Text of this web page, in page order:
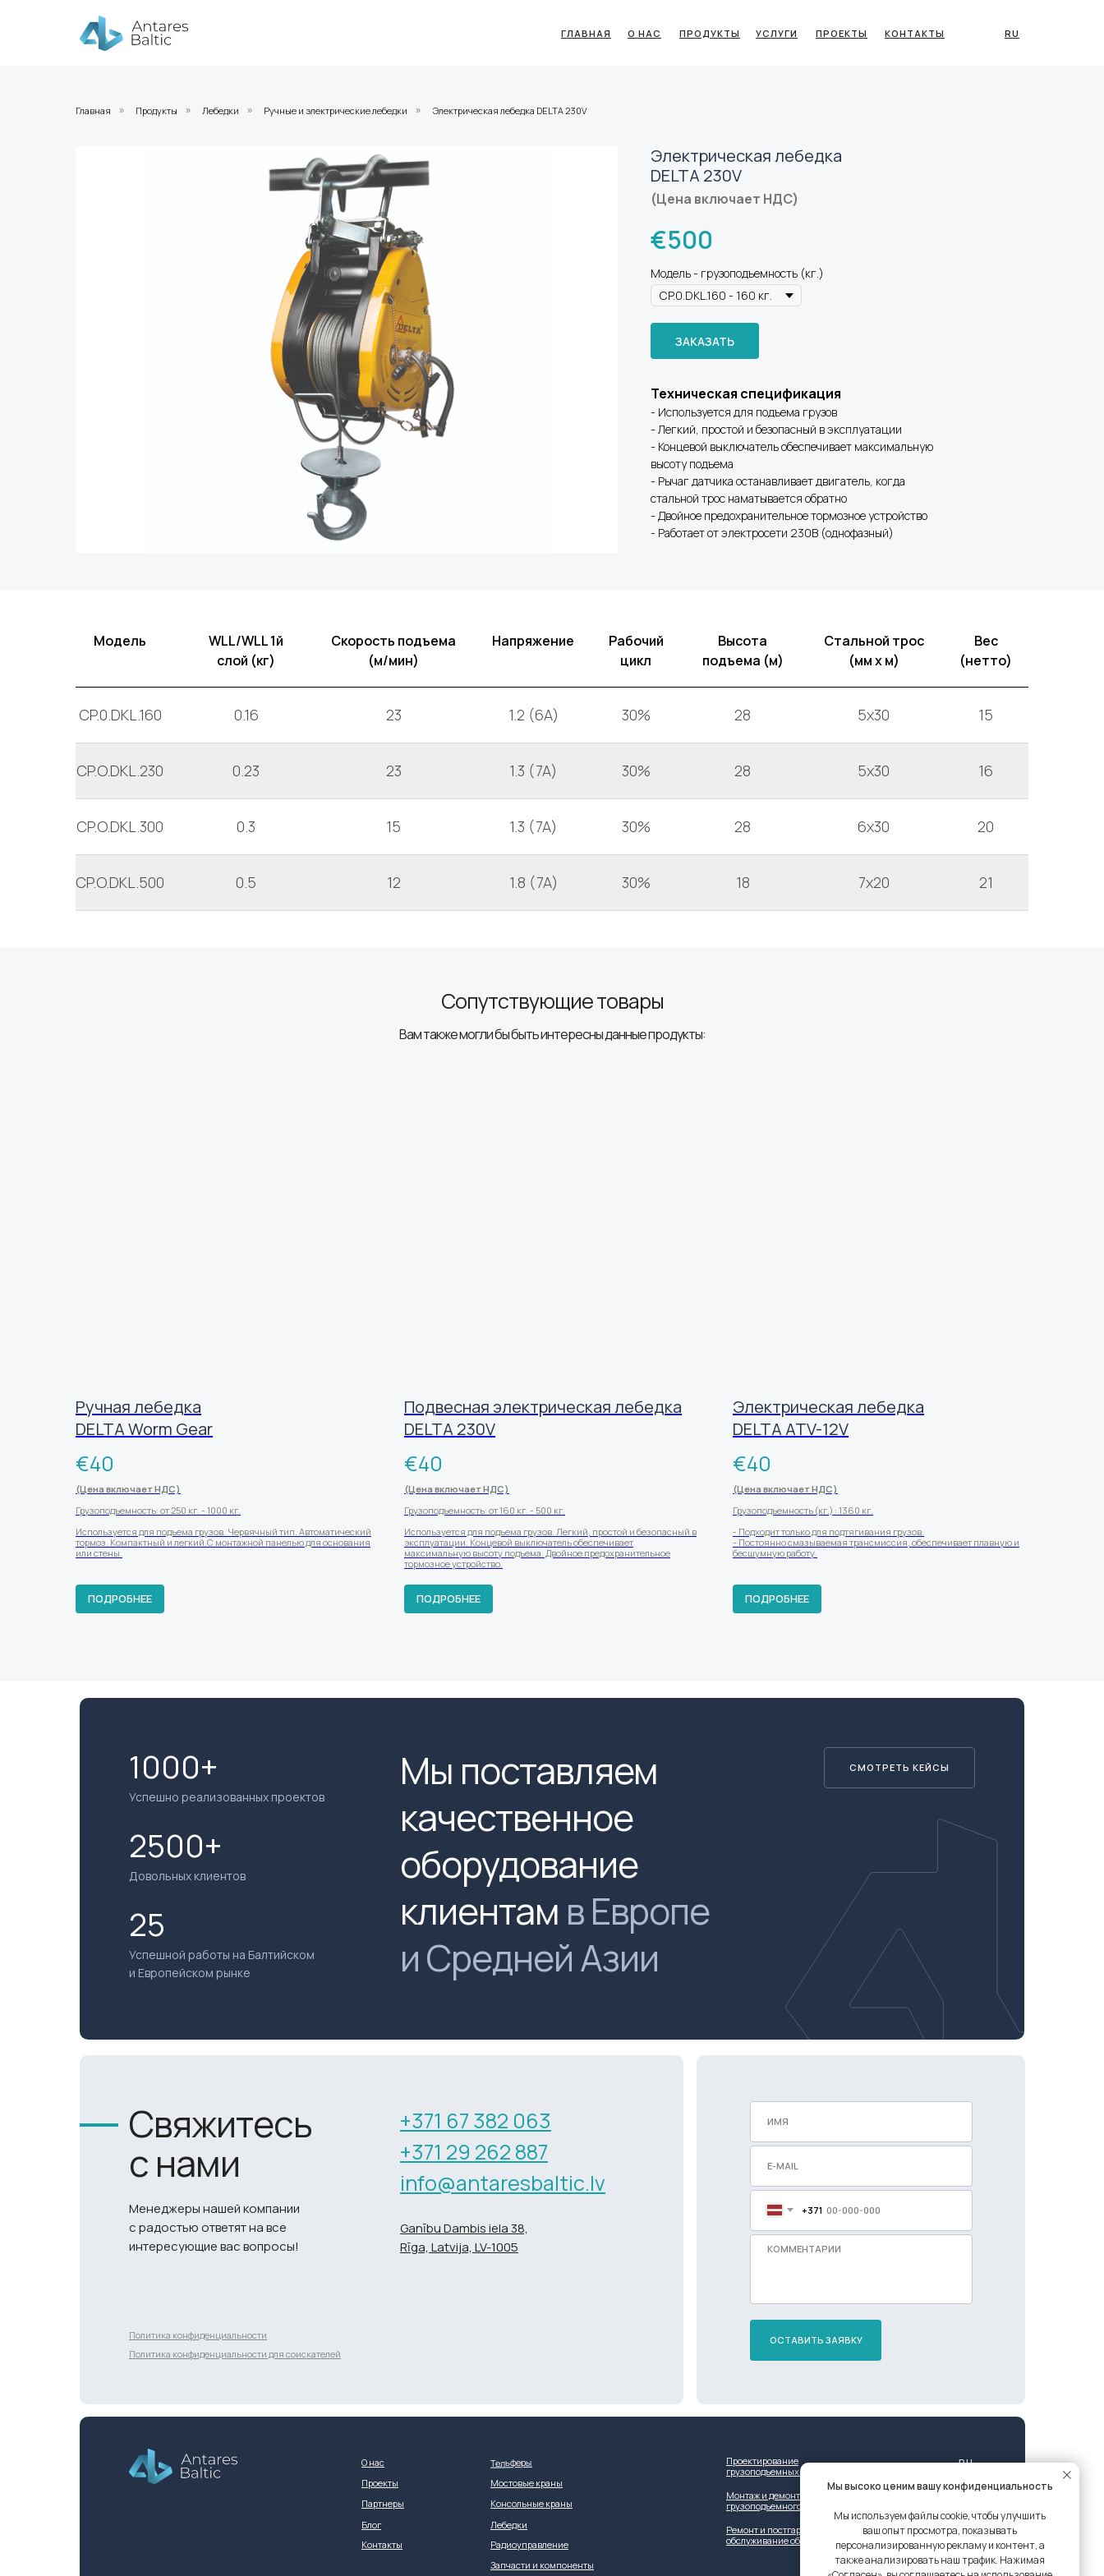
КОНТАКТЫ
ГЛАВНАЯ О НАС ПРОДУКТЫ УСЛУГИ ПРОЕКТЫ RU
Главная » Продукты » Лебедки » Ручные и электрические лебедки » Электрическая лебедка DELTA 230V
Электрическая лебедка
DELTA 230V
(Цена включает НДС)
€500
Модель - грузоподъемность (кг.)
ЗАКАЗАТЬ
Техническая спецификация
- Используется для подъема грузов
- Легкий, простой и безопасный в эксплуатации
- Концевой выключатель обеспечивает максимальную
высоту подъема
- Рычаг датчика останавливает двигатель, когда
стальной трос наматывается обратно
- Двойное предохранительное тормозное устройство
- Работает от электросети 230В (однофазный)
Модель
WLL/WLL 1й
слой (кг)
Скорость подъема
(м/мин)
Напряжение
Рабочий
цикл
Высота
подъема (м)
Стальной трос
(мм x м)
Вес
(нетто)
CP.0.DKL.160 0.16 23 1.2 (6A) 30% 28 5x30 15
CP.O.DKL.230 0.23 23 1.3 (7A) 30% 28 5x30 16
CP.O.DKL.300 0.3 15 1.3 (7A) 30% 28 6x30 20
CP.O.DKL.500 0.5 12 1.8 (7A) 30% 18 7x20 21
Вам также могли бы быть интересны данные продукты:
Сопутствующие товары
Ручная лебедка
DELTA Worm Gear
€40
(Цена включает НДС)
Грузоподъемность: от 250 кг. - 1000 кг.
Используется для подъема грузов. Червячный тип. Автоматический
тормоз. Компактный и легкий.С монтажной панелью для основания
или стены.
ПОДРОБНЕЕ
Подвесная электрическая лебедка
DELTA 230V
€40
(Цена включает НДС)
Грузоподъемность: от 160 кг. - 500 кг.
Используется для подъема грузов. Легкий, простой и безопасный в
эксплуатации. Концевой выключатель обеспечивает
максимальную высоту подъема. Двойное предохранительное
тормозное устройство.
ПОДРОБНЕЕ
Электрическая лебедка
DELTA ATV-12V
€40
(Цена включает НДС)
Грузоподъемность (кг.) : 1360 кг.
- Подходит только для подтягивания грузов.
- Постоянно смазываемая трансмиссия, обеспечивает плавную и
бесшумную работу.
ПОДРОБНЕЕ
Мы поставляем
качественное
оборудование
клиентам в Европе
и Средней Азии
1000+
Успешно реализованных проектов
СМОТРЕТЬ КЕЙСЫ
25
Успешной работы на Балтийском
и Европейском рынке
2500+
Довольных клиентов
Менеджеры нашей компании
с радостью ответят на все
интересующие вас вопросы!
Свяжитесь
с нами
+371 67 382 063
+371 29 262 887
info@antaresbaltic.lv
Ganību Dambis iela 38,
Rīga, Latvija, LV-1005
Политика конфиденциальности
Политика конфиденциальности для соискателей
+371
ОСТАВИТЬ ЗАЯВКУ
О нас
Проекты
Партнеры
Блог
Контакты
Тельферы
Мостовые краны
Консольные краны
Лебедки
Радиоуправление
Запчасти и компоненты
Проектирование
грузоподъемных решений
Монтаж и демонтаж
грузоподъемного оборудования
RU
Ремонт и постгарантийное
обслуживание оборудования
Мы высоко ценим вашу конфиденциальность
Мы используем файлы cookie, чтобы улучшить
ваш опыт просмотра, показывать
персонализированную рекламу и контент, а
также анализировать наш трафик. Нажимая